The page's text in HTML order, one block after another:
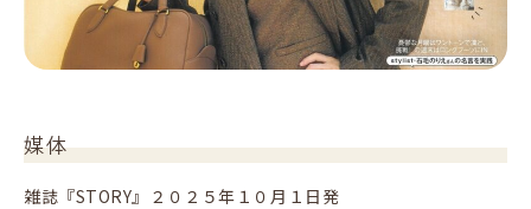
媒体
雑誌『STORY』２０２５年１０月１日発